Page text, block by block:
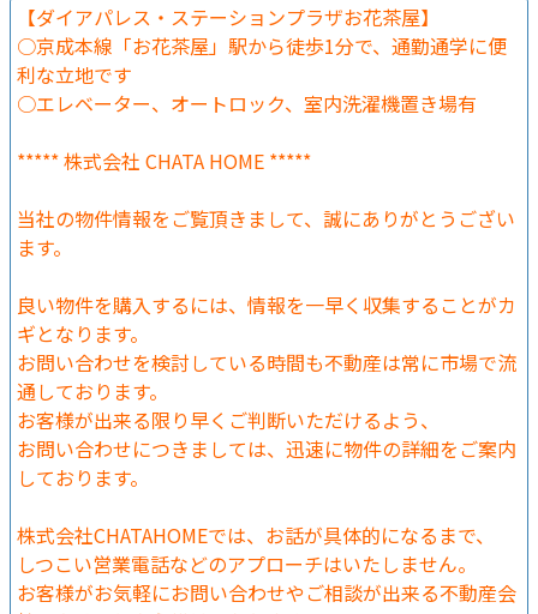
【ダイアパレス・ステーションプラザお花茶屋】
○京成本線「お花茶屋」駅から徒歩1分で、通勤通学に便
利な立地です
○エレベーター、オートロック、室内洗濯機置き場有
***** 株式会社 CHATA HOME *****
当社の物件情報をご覧頂きまして、誠にありがとうござい
ます。
良い物件を購入するには、情報を一早く収集することがカ
ギとなります。
お問い合わせを検討している時間も不動産は常に市場で流
通しております。
お客様が出来る限り早くご判断いただけるよう、
お問い合わせにつきましては、迅速に物件の詳細をご案内
しております。
株式会社CHATAHOMEでは、お話が具体的になるまで、
しつこい営業電話などのアプローチはいたしません。
お客様がお気軽にお問い合わせやご相談が出来る不動産会